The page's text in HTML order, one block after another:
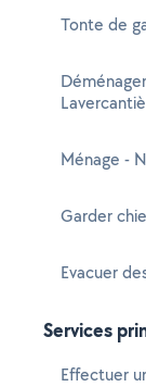
Tonte de
Ménage -
Garder
Evacuer
Services
Effectuer